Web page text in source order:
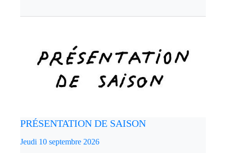
PRÉSENTATION DE SAISON
Jeudi 10 septembre 2026